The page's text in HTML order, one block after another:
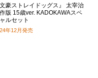
文豪ストレイドッグス』 太宰治
版 15歳ver. KADOKAWAスペ
ルセット
年12月発売